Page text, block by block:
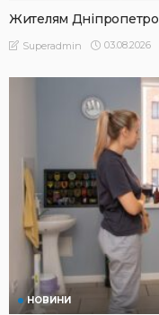
Жителям
Superadmin 03.08.2026
НОВИНИ